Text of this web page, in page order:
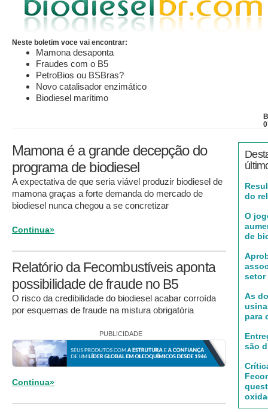
Neste boletim voce vai encontrar:
Mamona desaponta
Fraudes com o B5
PetroBios ou BSBras?
Novo catalisador enzimático
Biodiesel marítimo
Mamona é a grande decepção do
programa de biodiesel
A expectativa de que seria viável produzir biodiesel de
mamona graças a forte demanda do mercado de
biodiesel nunca chegou a se concretizar
Continua»
Relatório da Fecombustíveis aponta
possibilidade de fraude no B5
O risco da credibilidade do biodiesel acabar corroída
por esquemas de fraude na mistura obrigatória
PUBLICIDADE
Continua»
do
O
de
setor
As
para
são